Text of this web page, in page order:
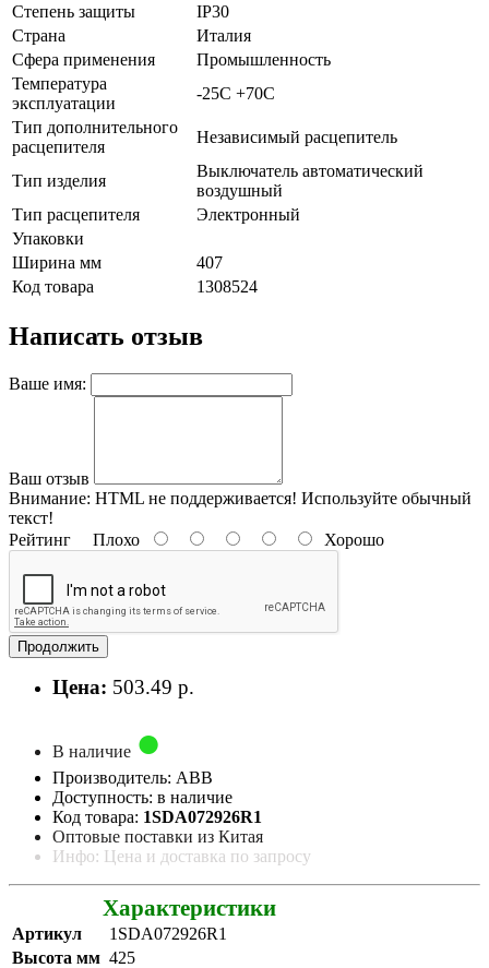
Степень защиты
IP30
Страна
Италия
Сфера применения
Промышленность
Температура
эксплуатации
-25C +70C
Тип дополнительного
расцепителя
Независимый расцепитель
Тип изделия
Выключатель автоматический
воздушный
Тип расцепителя
Электронный
Упаковки
Ширина мм
407
Код товара
1308524
Написать отзыв
Ваше имя:
Ваш отзыв
Внимание: HTML не поддерживается! Используйте обычный
текст!
Рейтинг Плохо Хорошо
Продолжить
Цена: 503.49 р.
В наличие
Производитель: ABB
Доступность: в наличие
Код товара: 1SDA072926R1
Оптовые поставки из Китая
Инфо: Цена и доставка по запросу
Характеристики
Артикул
1SDA072926R1
Высота мм 425